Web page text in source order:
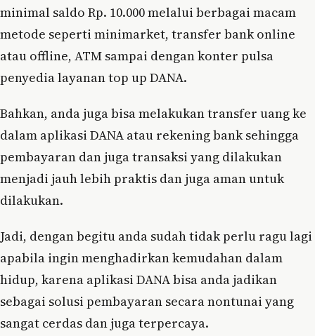
minimal saldo Rp. 10.000 melalui berbagai macam
metode seperti minimarket, transfer bank online
atau offline, ATM sampai dengan konter pulsa
penyedia layanan top up DANA.
Bahkan, anda juga bisa melakukan transfer uang ke
dalam aplikasi DANA atau rekening bank sehingga
pembayaran dan juga transaksi yang dilakukan
menjadi jauh lebih praktis dan juga aman untuk
dilakukan.
Jadi, dengan begitu anda sudah tidak perlu ragu lagi
apabila ingin menghadirkan kemudahan dalam
hidup, karena aplikasi DANA bisa anda jadikan
sebagai solusi pembayaran secara nontunai yang
sangat cerdas dan juga terpercaya.